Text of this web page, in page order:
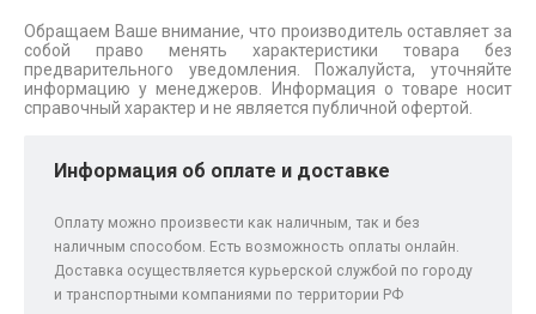
Обращаем Ваше внимание, что производитель оставляет за
собой право менять характеристики товара без
предварительного уведомления. Пожалуйста, уточняйте
информацию у менеджеров. Информация о товаре носит
справочный характер и не является публичной офертой.
Информация об оплате и доставке
Оплату можно произвести как наличным, так и без
наличным способом. Есть возможность оплаты онлайн.
Доставка осуществляется курьерской службой по городу
и транспортными компаниями по территории РФ